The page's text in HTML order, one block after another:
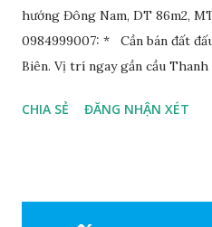
hướng Đông Nam, DT 86m2,
0984999007: * Cần bán đất
Biên. Vị trí ngay gần cầu
đấu giá phường Cự Khối, khu
CHIA SẺ ĐĂNG NHẬN XÉT